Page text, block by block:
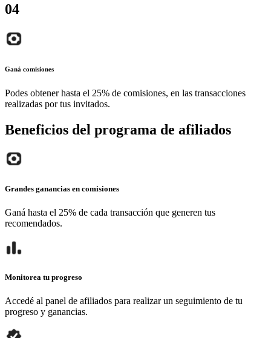
04
Ganá comisiones
Podes obtener hasta el 25% de comisiones, en las transacciones
realizadas por tus invitados.
Beneficios del programa de afiliados
Grandes ganancias en comisiones
Ganá hasta el 25% de cada transacción que generen tus
recomendados.
Monitorea tu progreso
Accedé al panel de afiliados para realizar un seguimiento de tu
progreso y ganancias.